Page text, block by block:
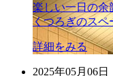
楽しい一日の余
くつろぎのスペ
詳細をみる
2025年05月06日